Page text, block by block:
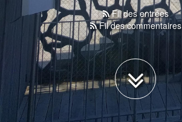
Fil des entrées
Fil des commentaires